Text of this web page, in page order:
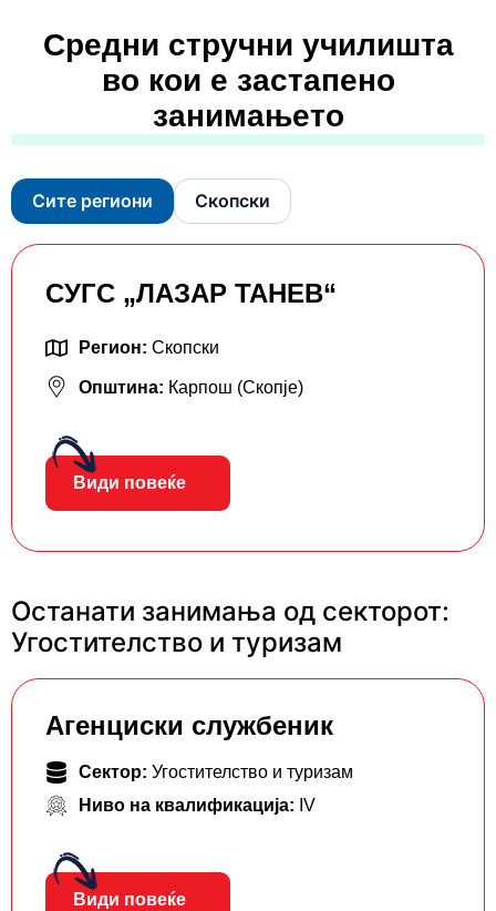
Средни стручни училишта
во кои е застапено
занимањето
Сите региони Скопски
СУГС „ЛАЗАР ТАНЕВ“
Регион: Скопски
Општина: Карпош (Скопје)
Види повеќе
Останати занимања од секторот:
Угостителство и туризам
Агенциски службеник
Сектор: Угостителство и туризам
Ниво на квалификација: IV
Види повеќе